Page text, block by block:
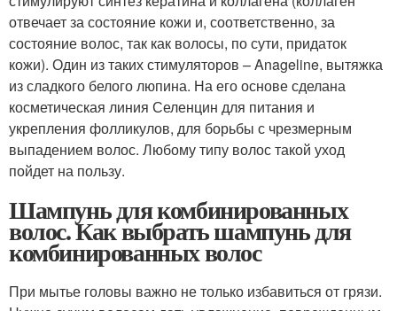
отвечает за состояние кожи и, соответственно, за
состояние волос, так как волосы, по сути, придаток
кожи). Один из таких стимуляторов – Anageline, вытяжка
из сладкого белого люпина. На его основе сделана
косметическая линия Селенцин для питания и
укрепления фолликулов, для борьбы с чрезмерным
выпадением волос. Любому типу волос такой уход
пойдет на пользу.
Шампунь для комбинированных
волос. Как выбрать шампунь для
комбинированных волос
При мытье головы важно не только избавиться от грязи.